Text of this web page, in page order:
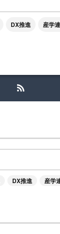
DX推進 産学
DX推進 産学